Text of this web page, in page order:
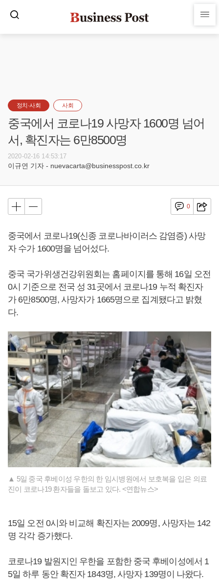
정치·사회 사회
중국에서 코로나19 사망자 1600명 넘어
서, 확진자는 6만8500명
2020-02-16 14:53:17
이규연 기자 - nuevacarta@businesspost.co.kr
0
중국에서 코로나19(신종 코로나바이러스 감염증) 사망
자 수가 1600명을 넘어섰다.
중국 국가위생건강위원회는 홈페이지를 통해 16일 오전
0시 기준으로 전국 성 31곳에서 코로나19 누적 확진자
가 6만8500명, 사망자가 1665명으로 집계됐다고 밝혔
다.
▲ 5일 중국 후베이성 우한의 한 임시병원에서 보호복을 입은 의료
진이 코로나19 환자들을 돌보고 있다. <연합뉴스>
15일 오전 0시와 비교해 확진자는 2009명, 사망자는 142
명 각각 증가했다.
코로나19 발원지인 우한을 포함한 중국 후베이성에서 1
5일 하루 동안 확진자 1843명, 사망자 139명이 나왔다.